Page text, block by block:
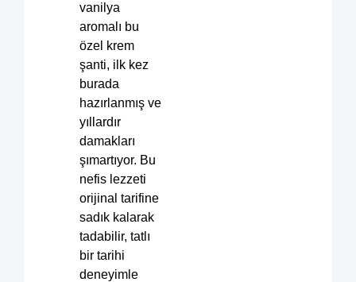
vanilya
aromalı bu
özel krem
şanti, ilk kez
burada
hazırlanmış ve
yıllardır
damakları
şımartıyor. Bu
nefis lezzeti
orijinal tarifine
sadık kalarak
tadabilir, tatlı
bir tarihi
deneyimle